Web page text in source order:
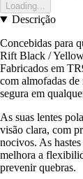
Loading...
Descrição
Concebidas para
Rift Black /
Fabricados em
com almofadas de
segura em
As suas lentes
visão clara, com
nocivos. As
melhora a
prevenir quebras.